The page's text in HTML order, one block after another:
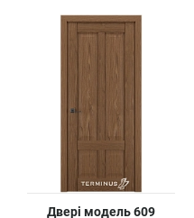
Двері модель 609